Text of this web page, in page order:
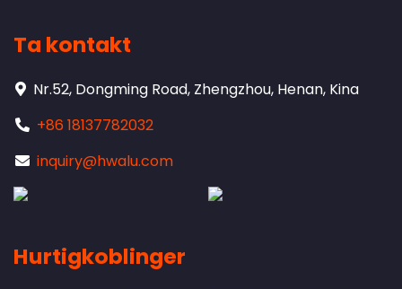
Ta kontakt
Nr.52, Dongming Road, Zhengzhou, Henan, Kina
+86 18137782032
inquiry@hwalu.com
Hurtigkoblinger